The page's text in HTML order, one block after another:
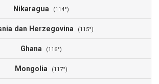
Nikaragua (114°)
dan Herzegovina (115°)
Ghana (116°)
Mongolia (117°)